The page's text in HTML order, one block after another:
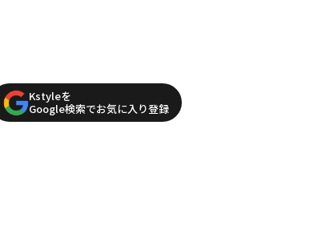
Kstyleを
Google検索でお気に入り登録